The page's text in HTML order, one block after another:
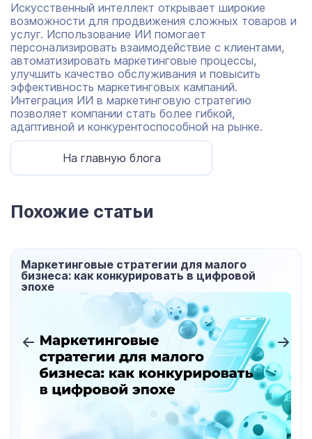
Искусственный интеллект открывает широкие
возможности для продвижения сложных товаров и
услуг. Использование ИИ помогает
персонализировать взаимодействие с клиентами,
автоматизировать маркетинговые процессы,
улучшить качество обслуживания и повысить
эффективность маркетинговых кампаний.
Интеграция ИИ в маркетинговую стратегию
позволяет компании стать более гибкой,
адаптивной и конкурентоспособной на рынке.
На главную блога
Похожие статьи
Использование блога как канала
связи